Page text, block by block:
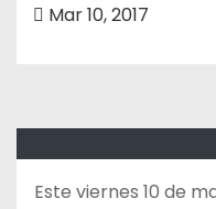
Mar 10, 2017
Este viernes 10 de